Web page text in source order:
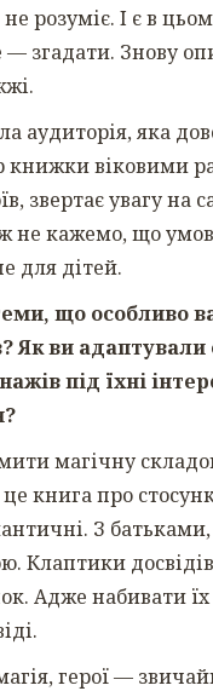
не розуміє. І є в
— згадати. Знову
аудиторія, яка
книжки віковими
звертає увагу на
не кажемо, що
для дітей.
що особливо
Як ви
під їхні
магічну
книга про
З
Клаптики
Адже набивати
герої —